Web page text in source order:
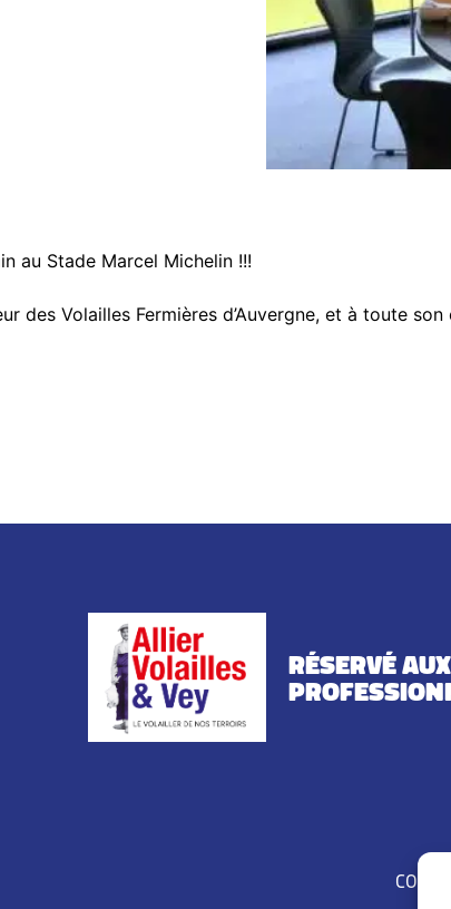
au Stade Marcel Michelin !!!
des Volailles Fermières d’Auvergne, et à toute
Réservé aux